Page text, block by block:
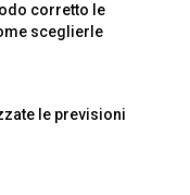
corretto le
sceglierle
le previsioni